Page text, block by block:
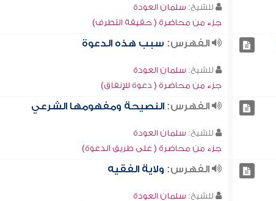
للشيخ: سلمان العودة
جزء من محاضرة ( حقيقة التطرف)
الفهرس: سبب هذه الدعوة
للشيخ: سلمان العودة
جزء من محاضرة ( دعوة للإنفاق)
الفهرس: النصيحة ومفهومها الشرعي
للشيخ: سلمان العودة
جزء من محاضرة ( على طريق الدعوة)
الفهرس: ولاية الفقيه
للشيخ: سلمان العودة